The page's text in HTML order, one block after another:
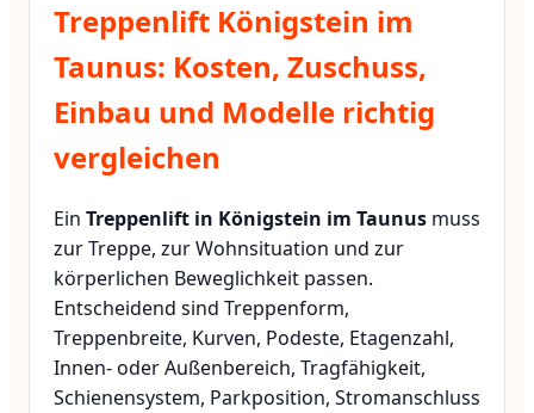
Treppenlift Königstein im
Taunus: Kosten, Zuschuss,
Einbau und Modelle richtig
vergleichen
Ein Treppenlift in Königstein im Taunus muss
zur Treppe, zur Wohnsituation und zur
körperlichen Beweglichkeit passen.
Entscheidend sind Treppenform,
Treppenbreite, Kurven, Podeste, Etagenzahl,
Innen- oder Außenbereich, Tragfähigkeit,
Schienensystem, Parkposition, Stromanschluss